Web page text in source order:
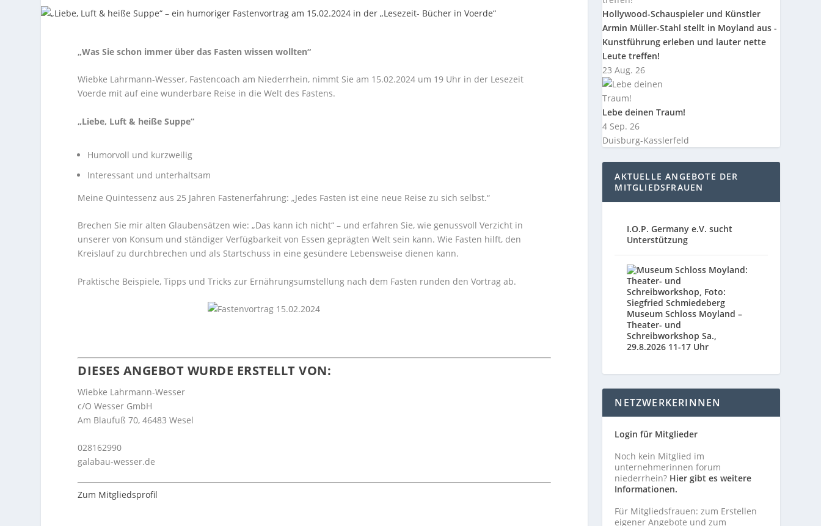
„Was Sie schon immer über das Fasten wissen wollten“
Wiebke Lahrmann-Wesser, Fastencoach am Niederrhein, nimmt Sie am 15.02.2024 um 19 Uhr in der Lesezeit
Voerde mit auf eine wunderbare Reise in die Welt des Fastens.
„Liebe, Luft & heiße Suppe“
Humorvoll und kurzweilig
Interessant und unterhaltsam
Meine Quintessenz aus 25 Jahren Fastenerfahrung: „Jedes Fasten ist eine neue Reise zu sich selbst.“
Brechen Sie mir alten Glaubensätzen wie: „Das kann ich nicht“ – und erfahren Sie, wie genussvoll Verzicht in
unserer von Konsum und ständiger Verfügbarkeit von Essen geprägten Welt sein kann. Wie Fasten hilft, den
Kreislauf zu durchbrechen und als Startschuss in eine gesündere Lebensweise dienen kann.
Praktische Beispiele, Tipps und Tricks zur Ernährungsumstellung nach dem Fasten runden den Vortrag ab.
DIESES ANGEBOT WURDE ERSTELLT VON:
Wiebke Lahrmann-Wesser
c/O Wesser GmbH
Am Blaufuß 70, 46483 Wesel
028162990
galabau-wesser.de
Zum Mitgliedsprofil
Hollywood-Schauspieler und Künstler
Armin Müller-Stahl stellt in Moyland aus -
Kunstführung erleben und lauter nette
Leute treffen!
23 Aug. 26
Lebe deinen Traum!
4 Sep. 26
Duisburg-Kasslerfeld
AKTUELLE ANGEBOTE DER
MITGLIEDSFRAUEN
I.O.P. Germany e.V. sucht
Unterstützung
Museum Schloss Moyland –
Theater- und
Schreibworkshop Sa.,
29.8.2026 11-17 Uhr
NETZWERKERINNEN
Login für Mitglieder
Noch kein Mitglied im
unternehmerinnen forum
niederrhein? Hier gibt es weitere
Informationen.
Für Mitgliedsfrauen: zum Erstellen
eigener Angebote und zum